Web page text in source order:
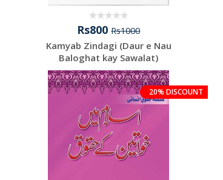
Rs800Rs1000
Kamyab Zindagi (Daur e Nau
Baloghat kay Sawalat)
20% DISCOUNT